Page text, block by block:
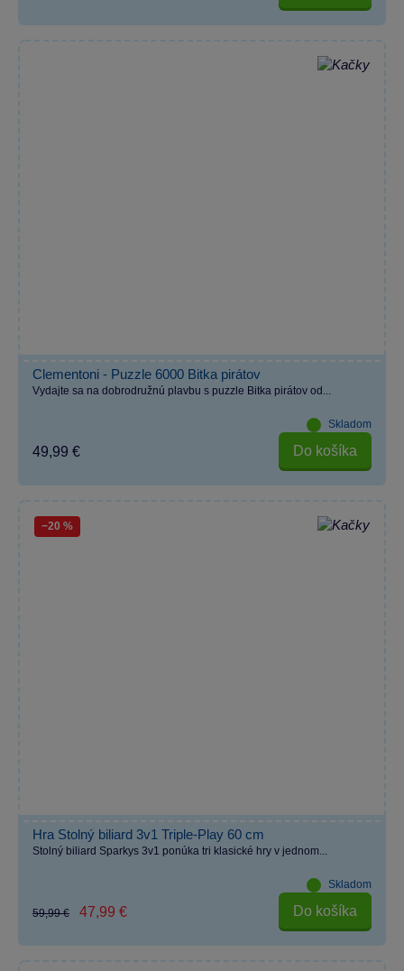
Clementoni - Puzzle 6000 Bitka pirátov
Vydajte sa na dobrodružnú plavbu s puzzle Bitka pirátov od...
Skladom
49,99 € Do košíka
−20 %
Hra Stolný biliard 3v1 Triple-Play 60 cm
Stolný biliard Sparkys 3v1 ponúka tri klasické hry v jednom...
Skladom
59,99 € 47,99 € Do košíka